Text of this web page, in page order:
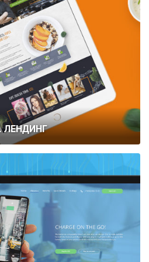
ЛЕНДИНГ